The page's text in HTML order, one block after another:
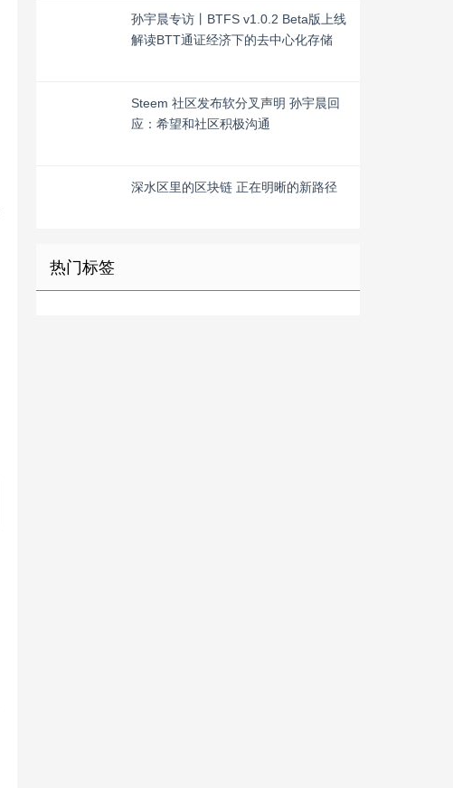
孙宇晨专访丨BTFS v1.0.2 Beta版上线
解读BTT通证经济下的去中心化存储
Steem 社区发布软分叉声明 孙宇晨回
应：希望和社区积极沟通
深水区里的区块链 正在明晰的新路径
热门标签